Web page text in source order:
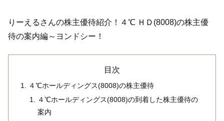
りーえるさんの株主優待紹介！４℃ ＨＤ(8008)の株主優
待の案内編～ヨンドシー！
目次
４℃ホールディングス(8008)の株主優待
４℃ホールディングス(8008)の到着した株主優待の
案内